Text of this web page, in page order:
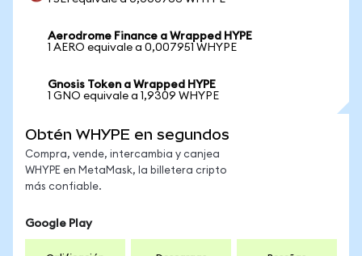
Aerodrome Finance a Wrapped HYPE
1 AERO equivale a 0,007951 WHYPE
Gnosis Token a Wrapped HYPE
1 GNO equivale a 1,9309 WHYPE
Obtén WHYPE en segundos
Compra, vende, intercambia y canjea
WHYPE en MetaMask, la billetera cripto
más confiable.
Google Play